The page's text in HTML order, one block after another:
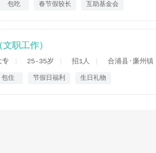
包吃 春节假较长 互助基金会
职工作）
专 25-35岁 招1人 合浦县·廉州镇
包住 节假日福利 生日礼物